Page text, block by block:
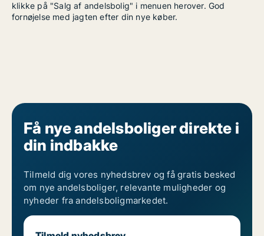
klikke på "Salg af andelsbolig" i menuen herover. God
fornøjelse med jagten efter din nye køber.
Få nye andelsboliger direkte i
din indbakke
Tilmeld dig vores nyhedsbrev og få gratis besked
om nye andelsboliger, relevante muligheder og
nyheder fra andelsboligmarkedet.